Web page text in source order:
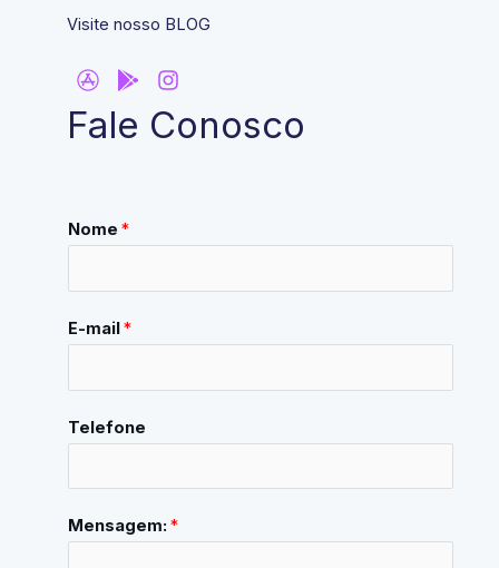
Visite nosso BLOG
Fale Conosco
Nome *
E-mail*
Telefone
Mensagem: *